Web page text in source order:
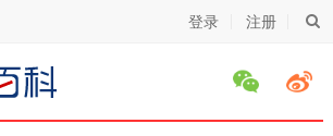
登录 注册